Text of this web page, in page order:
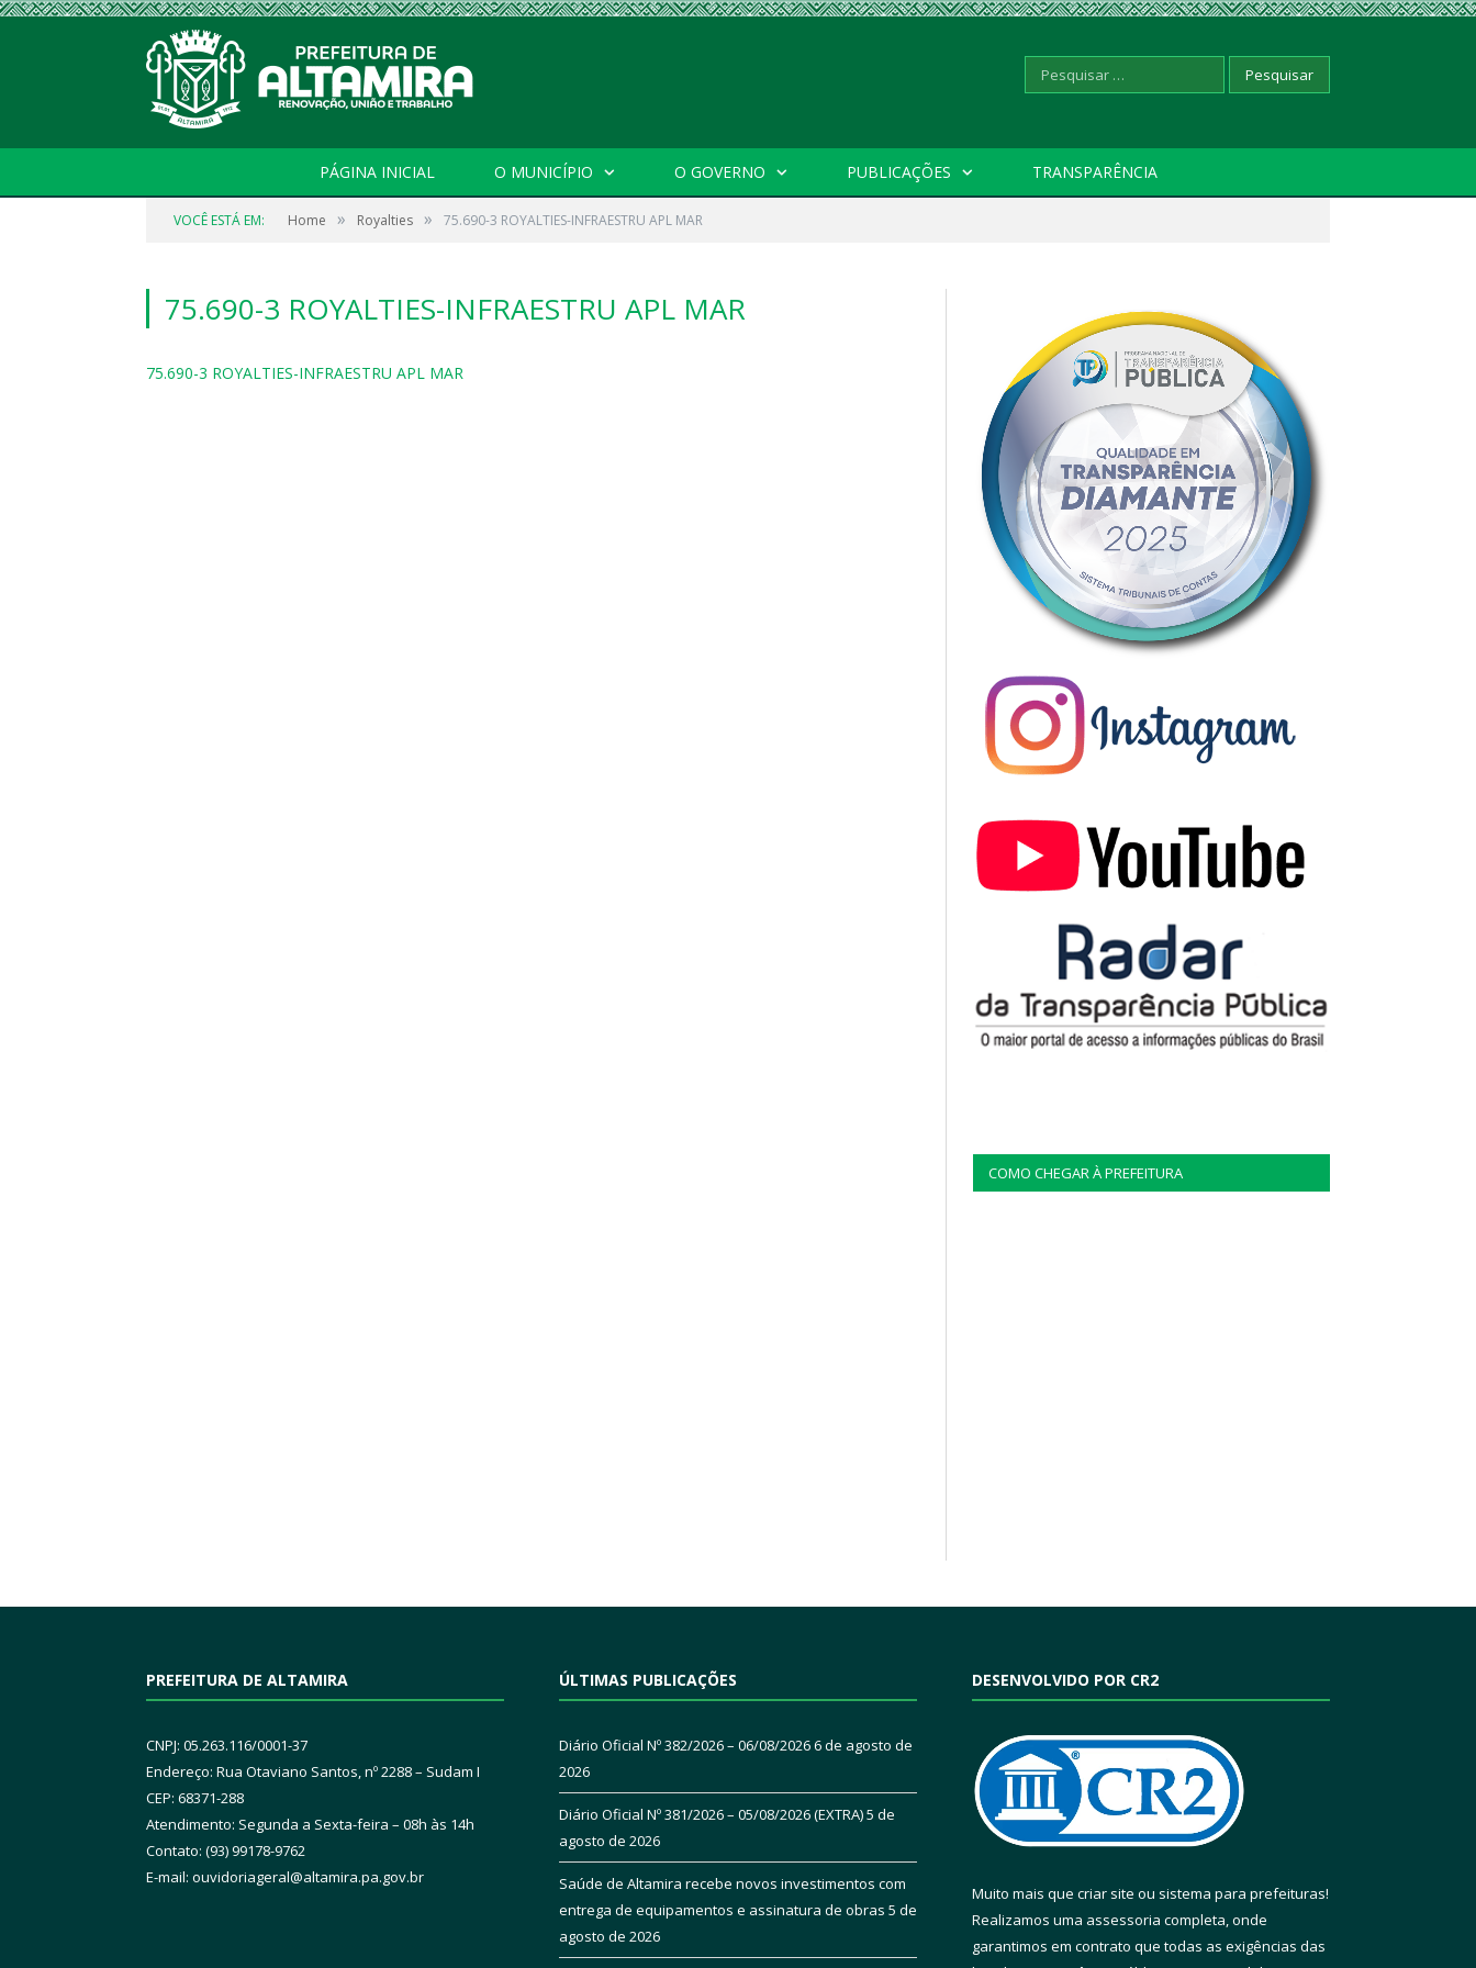
Pesquisar
PÁGINA INICIAL O MUNICÍPIO O GOVERNO PUBLICAÇÕES TRANSPARÊNCIA
VOCÊ ESTÁ EM: Home » Royalties » 75.690-3 ROYALTIES-INFRAESTRU APL MAR
75.690-3 ROYALTIES-INFRAESTRU APL MAR
75.690-3 ROYALTIES-INFRAESTRU APL MAR
COMO CHEGAR À PREFEITURA
PREFEITURA DE ALTAMIRA
CNPJ: 05.263.116/0001-37
Endereço: Rua Otaviano Santos, nº 2288 – Sudam I
CEP: 68371-288
Atendimento: Segunda a Sexta-feira – 08h às 14h
Contato: (93) 99178-9762
E-mail: ouvidoriageral@altamira.pa.gov.br
ÚLTIMAS PUBLICAÇÕES
Diário Oficial Nº 382/2026 – 06/08/20266 de agosto de
2026
Diário Oficial Nº 381/2026 – 05/08/2026 (EXTRA)5 de
agosto de 2026
Saúde de Altamira recebe novos investimentos com
entrega de equipamentos e assinatura de obras 5 de
agosto de 2026
DESENVOLVIDO POR CR2
Muito mais que criar site ou sistema para prefeituras!
Realizamos uma assessoria completa, onde
garantimos em contrato que todas as exigências das